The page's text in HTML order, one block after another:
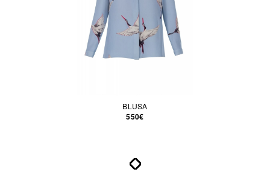
BLUSA
550€